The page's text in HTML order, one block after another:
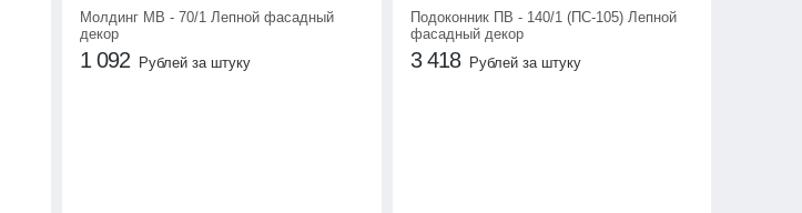
Молдинг МВ - 70/1 Лепной фасадный
декор
1 092 Рублей за штуку
Подоконник ПВ - 140/1 (ПС-105) Лепной
фасадный декор
3 418 Рублей за штуку